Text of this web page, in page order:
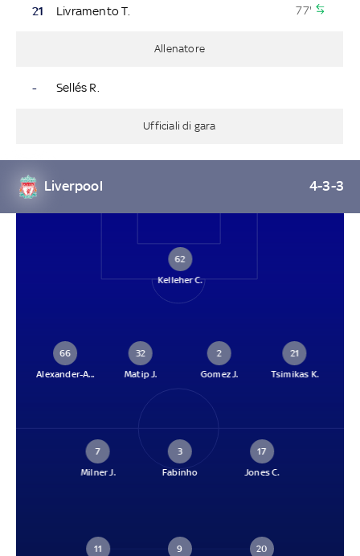
21 Livramento T. 77'
Allenatore
- Sellés R.
Ufficiali di gara
Liverpool 4-3-3
62
Kelleher C.
66
Alexander-A...
32
Matip J.
2
Gomez J.
21
Tsimikas K.
7
Milner J.
3
Fabinho
17
Jones C.
11
9
20